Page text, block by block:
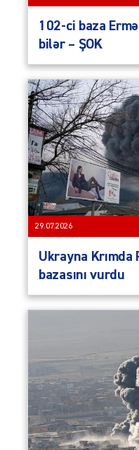
102-ci baza
bilər – ŞOK
29.07.2026
Ukrayna
bazasını vurdu